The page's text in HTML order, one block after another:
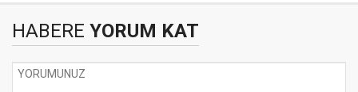
HABERE YORUM KAT